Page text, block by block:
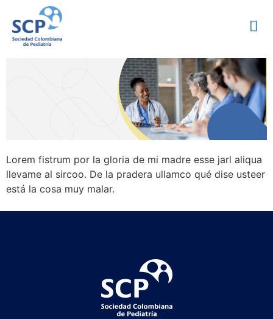
Lorem fistrum por la gloria de mi madre esse jarl aliqua
llevame al sircoo. De la pradera ullamco qué dise usteer
está la cosa muy malar.